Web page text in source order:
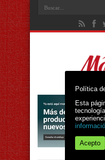
Política
Esta
Acepto